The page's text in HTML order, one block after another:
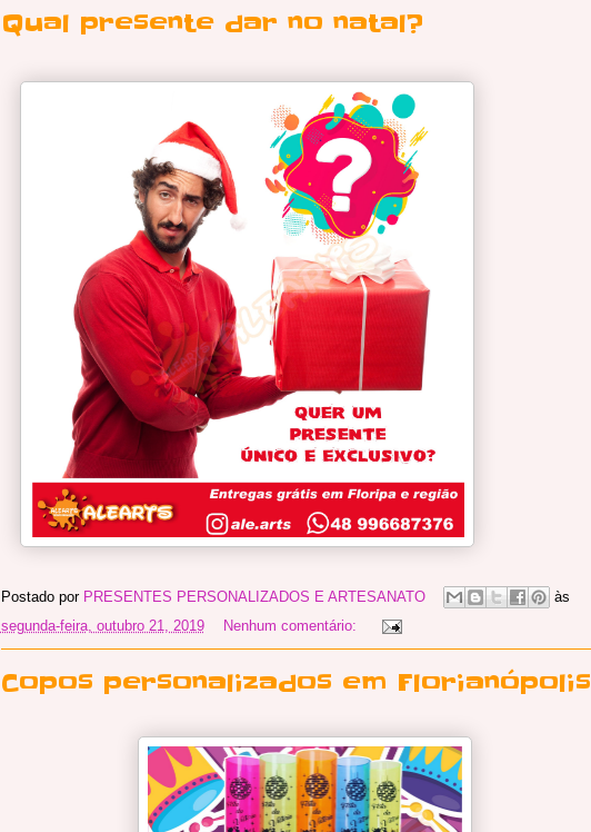
Qual presente dar no natal?
Postado por PRESENTES PERSONALIZADOS E ARTESANATO
às
segunda-feira, outubro 21, 2019
Nenhum comentário:
Copos personalizados em Florianópolis